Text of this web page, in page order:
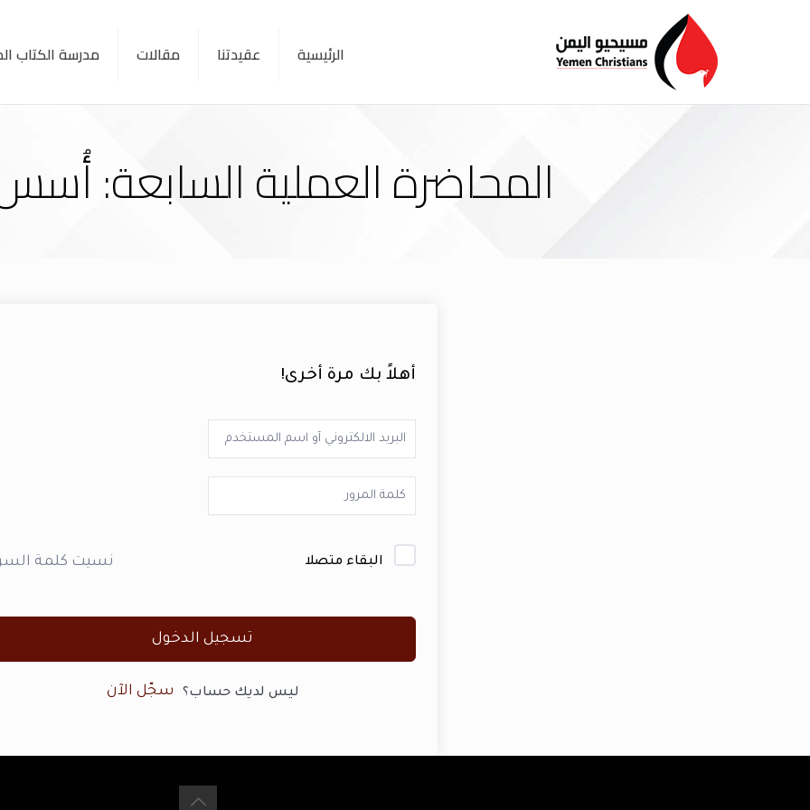
الرئيسية عقيدتنا مقالات مدرسة الكتاب
المحاضرة العملية السابعة:
أهلاً بك مرة أخرى!
البقاء متصلا نسيت كلمة
تسجيل الدخول
ليس لديك حساب؟ سجّل الآن